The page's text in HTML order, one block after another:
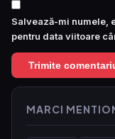
Salvează-mi numele,
pentru data viitoare
MARCI